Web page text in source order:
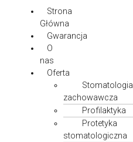
Strona
Główna
Gwarancja
O
nas
Oferta
Stomatologia
zachowawcza
Profilaktyka
Protetyka
stomatologiczna